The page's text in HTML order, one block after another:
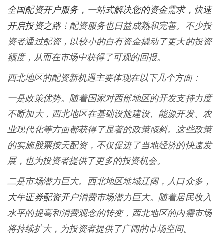
全国配资开户服务，一站式解决您的资金需求，快速
开启投资之路！ 配资服务也日益成熟和完善。不少投
资者通过配资，以较小的自有资金撬动了更大的投资
额度，从而在市场中获得了可观的回报。
西北地区的配资新机遇主要体现在以下几个方面：
一是政策优势。随着国家对西部地区的开发支持力度
不断加大，西北地区在基础设施建设、能源开发、农
业现代化等方面都获得了显著的政策倾斜。这些政策
的实施股票按天配资，不仅促进了当地经济的快速发
展，也为投资者提供了更多的投资机会。
二是市场潜力巨大。西北地区地域辽阔，人口众多，
大牛证券配资开户消费市场潜力巨大。随着居民收入
水平的提高和消费观念的转变，西北地区的内需市场
将持续扩大，为投资者提供了广阔的市场空间。